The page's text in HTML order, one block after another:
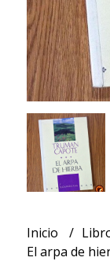
Inicio
El arpa de